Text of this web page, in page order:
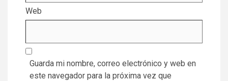
Web
Guarda mi nombre, correo electrónico y web en
este navegador para la próxima vez que